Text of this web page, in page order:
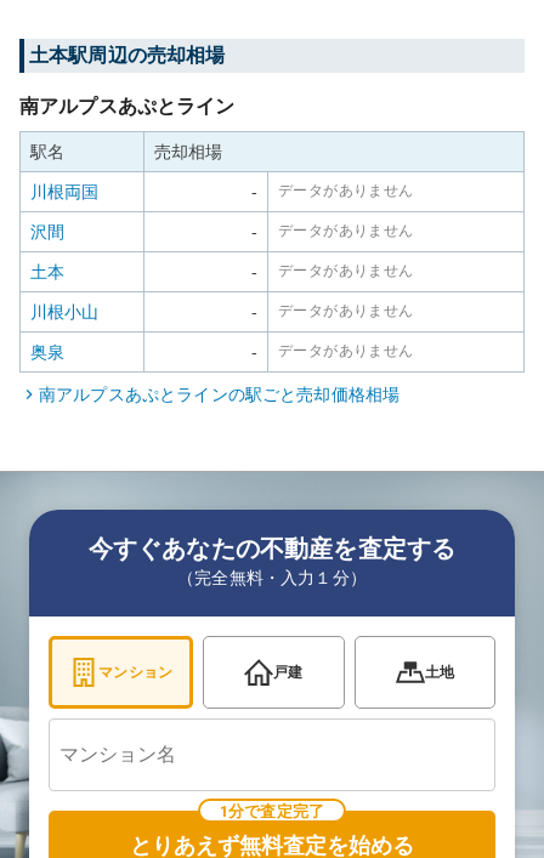
土本駅周辺の売却相場
南アルプスあぷとライン
駅名 売却相場
川根両国 - データがありません
沢間 - データがありません
土本 - データがありません
川根小山 - データがありません
奥泉 - データがありません
南アルプスあぷとラインの駅ごと売却価格相場
今すぐあなたの不動産を査定する
（完全無料・入力１分）
マンション 戸建 土地
1分で査定完了
とりあえず無料査定を始める